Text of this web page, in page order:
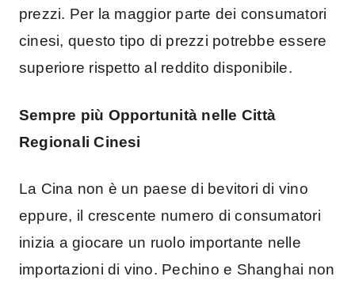
prezzi. Per la maggior parte dei consumatori
cinesi, questo tipo di prezzi potrebbe essere
superiore rispetto al reddito disponibile.
Sempre più Opportunità nelle Città
Regionali Cinesi
La Cina non è un paese di bevitori di vino
eppure, il crescente numero di consumatori
inizia a giocare un ruolo importante nelle
importazioni di vino. Pechino e Shanghai non